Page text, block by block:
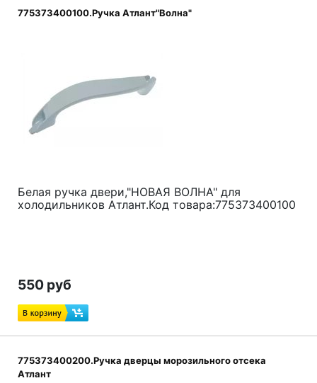
775373400100.Ручка Атлант"Волна"
Белая ручка двери,"НОВАЯ ВОЛНА" для
холодильников Атлант.Код товара:775373400100
550 руб
775373400200.Ручка дверцы морозильного отсека
Атлант